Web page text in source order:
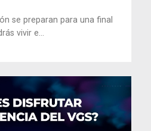
se preparan para una final
vivir e...